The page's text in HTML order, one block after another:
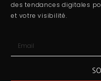
des tendances digitales
et votre visibilité.